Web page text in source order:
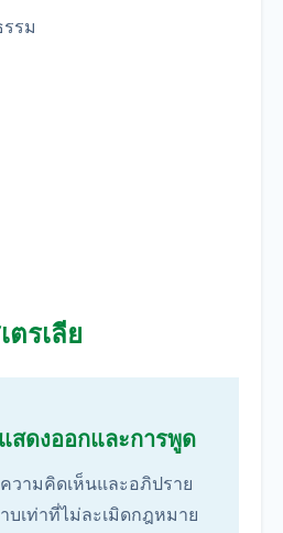
รม
ตรเลีย
สดงออกและการพูด
วามคิดเห็นและอภิปราย
บเท่าที่ไม่ละเมิดกฎหมาย